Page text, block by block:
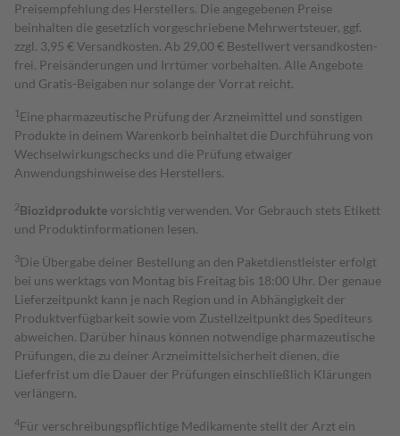
Preisempfehlung des Herstellers. Die angegebenen Preise
beinhalten die gesetzlich vorgeschriebene Mehrwertsteuer, ggf.
zzgl. 3,95 € Versandkosten. Ab 29,00 € Bestell­wert versand­kosten­
frei. Preisänderungen und Irrtümer vorbehalten. Alle Angebote
und Gratis-Beigaben nur solange der Vorrat reicht.
1 Eine pharmazeutische Prüfung der Arzneimittel und sonstigen
Produkte in deinem Warenkorb beinhaltet die Durchführung von
Wechselwirkungschecks und die Prüfung etwaiger
Anwendungshinweise des Herstellers.
2Biozidproduktevorsichtig verwenden. Vor Gebrauch stets Etikett
und Produktinformationen lesen.
3Die Übergabe deiner Bestellung an den Paketdienstleister erfolgt
bei uns werktags von Montag bis Freitag bis 18:00 Uhr. Der genaue
Lieferzeitpunkt kann je nach Region und in Abhängigkeit der
Produktverfügbarkeit sowie vom Zustellzeitpunkt des Spediteurs
abweichen. Darüber hinaus können notwendige pharmazeutische
Prüfungen, die zu deiner Arzneimittelsicherheit dienen, die
Lieferfrist um die Dauer der Prüfungen einschließlich Klärungen
verlängern.
4Für verschreibungspflichtige Medikamente stellt der Arzt ein